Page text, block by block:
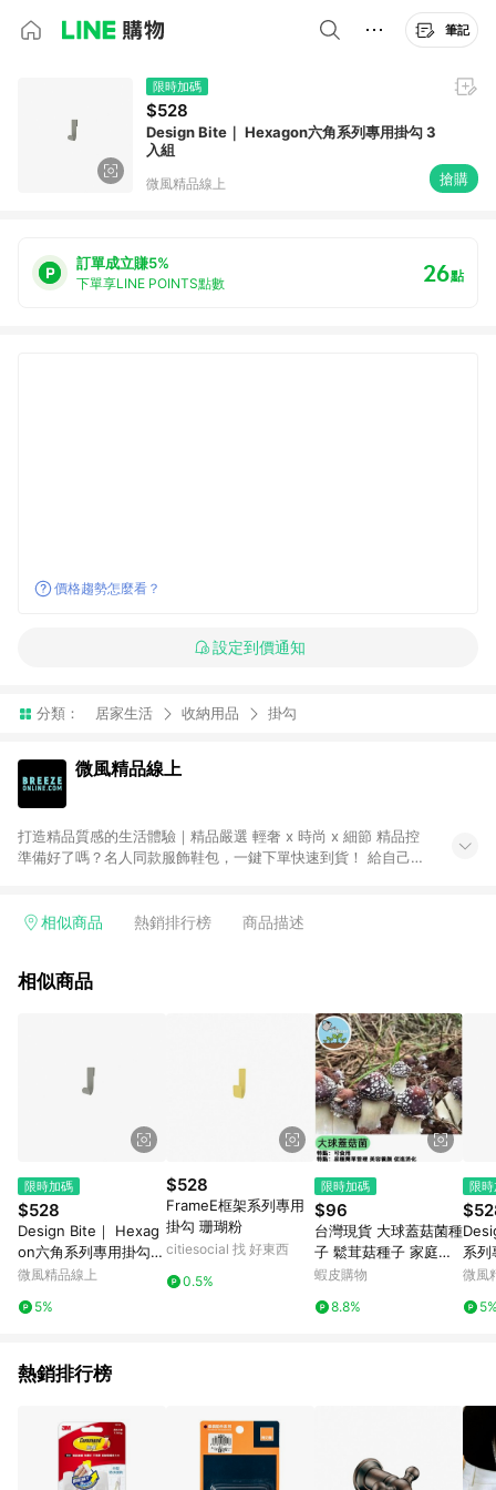
筆記
限時加碼
$528
Design Bite｜ Hexagon六角系列專用掛勾 3
入組
微風精品線上 搶購
訂單成立賺5%
下單享LINE POINTS點數 26點
價格趨勢怎麼看？
設定到價通知
分類： 居家生活 收納用品 掛勾
微風精品線上
打造精品質感的生活體驗｜精品嚴選 輕奢 x 時尚 x 細節 精品控
準備好了嗎？名人同款服飾鞋包，一鍵下單快速到貨！ 給自己一
一瀏覽器於 24 小時內結帳才享有回饋，點數將於廠商出貨後 30
Breeze Beauty；其餘商品皆不享點數回饋。）
相似商品 熱銷排行榜 商品描述
相似商品
限時加碼
$528
Design Bite｜ Hexag
on六角系列專用掛勾 3
入組
微風精品線上
5%
$528
FrameE框架系列專用
掛勾 珊瑚粉
citiesocial 找 好東西
0.5%
限時加碼
$96
台灣現貨 大球蓋菇菌種
子 鬆茸菇種子 家庭種
植 室內盆栽 有機蘑菇
農場 輕鬆收成大球蓋菇
蝦皮購物
8.8%
限
系列
黃
微風
熱銷排行榜